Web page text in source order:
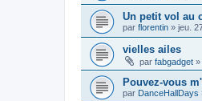
Un petit vol au
par florentin » jeu.
vielles ailes
par fabgadget »
Pouvez-vous
par DanceHallDays